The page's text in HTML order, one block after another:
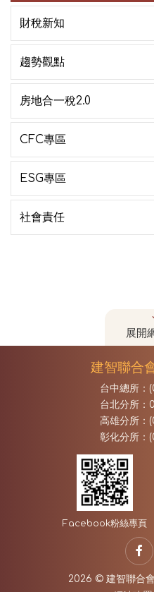
財稅新知
趨勢觀點
房地合一稅2.0
CFC專區
ESG專區
社會責任
展開
建智聯合
台中總所
台北分所
高雄分所：
彰化分所：
Facebook粉絲專頁
2026 © 建智聯合